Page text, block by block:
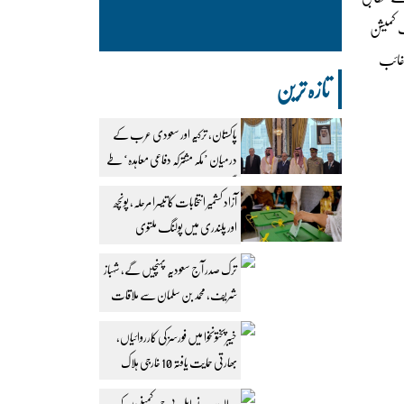
کمیشن
تازہ ترین
پاکستان، ترکیہ اور سعودی عرب کے
درمیان ’مکہ مشترکہ دفاعی معاہدہ‘ طے
پا گیا
آزاد کشمیر انتخابات کا تیسرا مرحلہ، پونچھ
اور پلندری میں پولنگ ملتوی
ترک صدر آج سعودیہ پہنچیں گے، شہباز
شریف، محمد بن سلمان سے ملاقات
خیبرپختونخوا میں فورسز کی کارروائیاں،
بھارتی حمایت یافتہ 10 خارجی ہلاک